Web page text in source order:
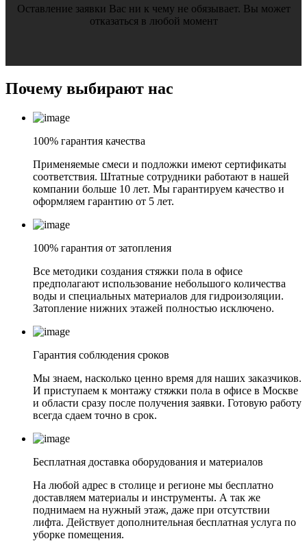
Оставление заявки Вас ни к чему не обязывает. Вы может
отказаться в любой момент
Почему выбирают нас
100% гарантия качества
Применяемые смеси и подложки имеют сертификаты
соответствия. Штатные сотрудники работают в нашей
компании больше 10 лет. Мы гарантируем качество и
оформляем гарантию от 5 лет.
100% гарантия от затопления
Все методики создания стяжки пола в офисе
предполагают использование небольшого количества
воды и специальных материалов для гидроизоляции.
Затопление нижних этажей полностью исключено.
Гарантия соблюдения сроков
Мы знаем, насколько ценно время для наших заказчиков.
И приступаем к монтажу стяжки пола в офисе в Москве
и области сразу после получения заявки. Готовую работу
всегда сдаем точно в срок.
Бесплатная доставка оборудования и материалов
На любой адрес в столице и регионе мы бесплатно
доставляем материалы и инструменты. А так же
поднимаем на нужный этаж, даже при отсутствии
лифта. Действует дополнительная бесплатная услуга по
уборке помещения.